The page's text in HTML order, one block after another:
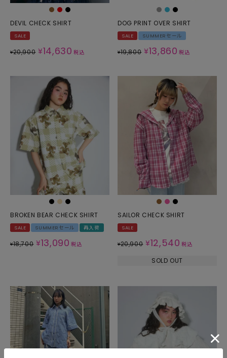
DEVIL CHECK SHIRT
SALE
¥20,900 ¥14,630 税込
DOG PRINT OVER SHIRT
SALE SUMMERセール
¥19,800 ¥13,860 税込
BROKEN BEAR CHECK SHIRT
SALE SUMMERセール 再入荷
¥18,700 ¥13,090 税込
SAILOR CHECK SHIRT
SALE
¥20,900 ¥12,540 税込
SOLD OUT